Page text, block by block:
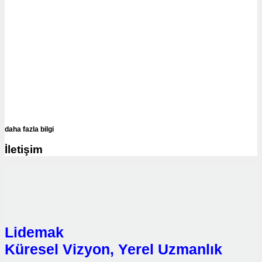
daha fazla bilgi
İletişim
Lidemak
Küresel Vizyon, Yerel Uzmanlık